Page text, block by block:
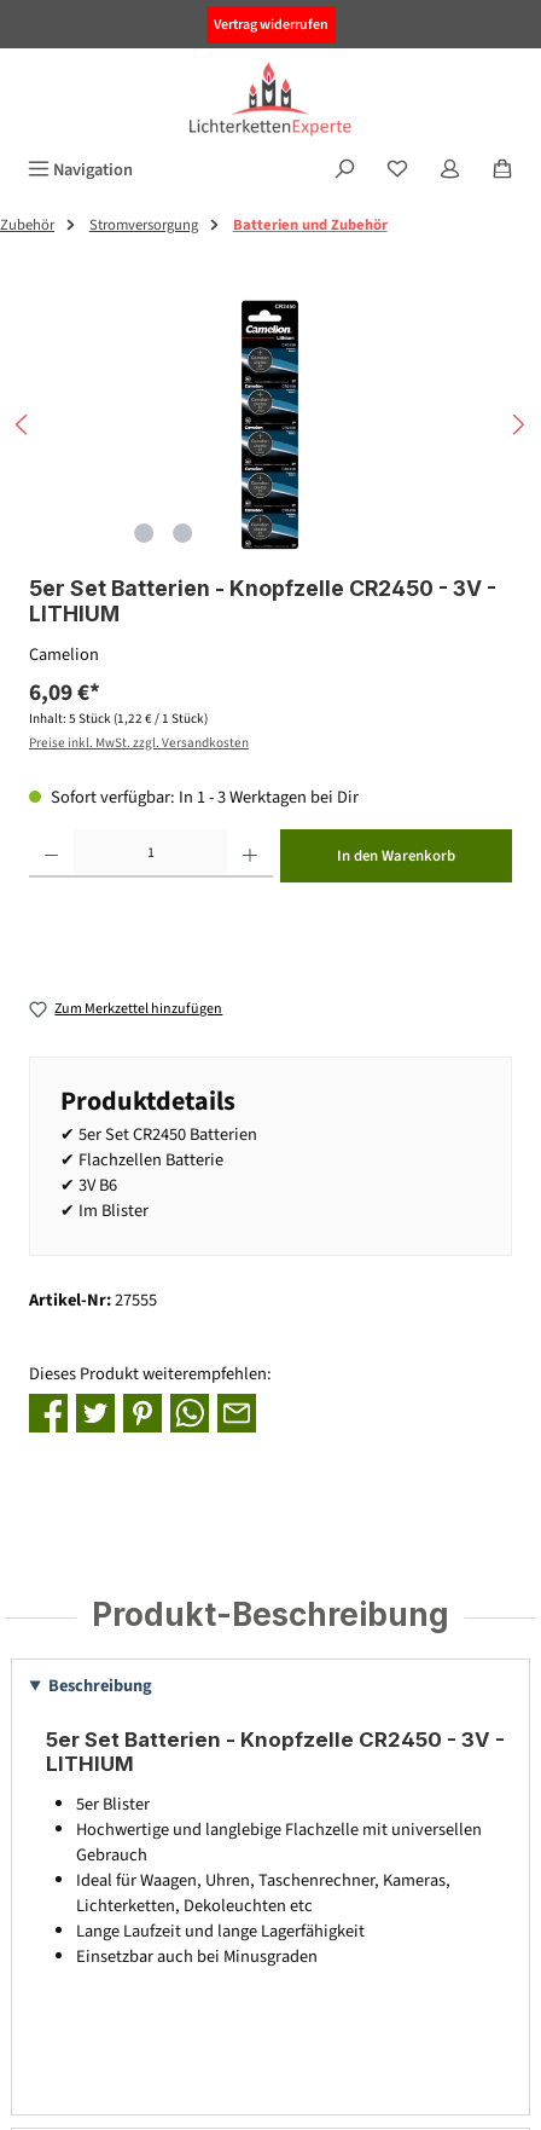
Vertrag widerrufen
Navigation
Zubehör Stromversorgung Batterien und Zubehör
5er Set Batterien - Knopfzelle CR2450 - 3V -
LITHIUM
Camelion
6,09 €*
Inhalt: 5 Stück (1,22 € / 1 Stück)
Preise inkl. MwSt. zzgl. Versandkosten
Sofort verfügbar: In 1 - 3 Werktagen bei Dir
In den Warenkorb
Zum Merkzettel hinzufügen
Produktdetails
✔ 5er Set CR2450 Batterien
✔ Flachzellen Batterie
✔ 3V B6
✔ Im Blister
Artikel-Nr:27555
Dieses Produkt weiterempfehlen:
Produkt-Beschreibung
Beschreibung
5er Set Batterien - Knopfzelle CR2450 - 3V -
LITHIUM
5er Blister
Hochwertige und langlebige Flachzelle mit universellen
Gebrauch
Ideal für Waagen, Uhren, Taschenrechner, Kameras,
Lichterketten, Dekoleuchten etc
Lange Laufzeit und lange Lagerfähigkeit
Einsetzbar auch bei Minusgraden